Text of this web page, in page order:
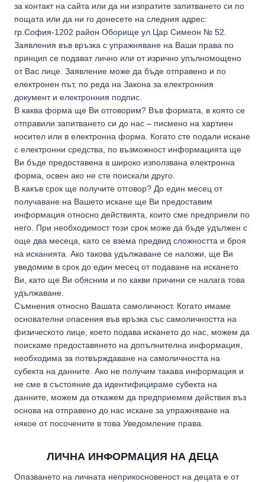
за контакт на сайта или да ни изпратите запитването си по
пощата или да ни го донесете на следния адрес:
гр.София-1202 район Оборище ул.Цар Симеон № 52.
Заявления във връзка с упражняване на Ваши права по
принцип се подават лично или от изрично упълномощено
от Вас лице. Заявление може да бъде отправено и по
електронен път, по реда на Закона за електронния
документ и електронния подпис.
В каква форма ще Ви отговорим? Във формата, в която се
отправили запитването си до нас – писмено на хартиен
носител или в електронна форма. Когато сте подали искане
с електронни средства, по възможност информацията ще
Ви бъде предоставена в широко използвана електронна
форма, освен ако не сте поискали друго.
В какъв срок ще получите отговор? До един месец от
получаване на Вашето искане ще Ви предоставим
информация относно действията, които сме предприели по
него. При необходимост този срок може да бъде удължен с
още два месеца, като се взема предвид сложността и броя
на исканията. Ако такова удължаване се наложи, ще Ви
уведомим в срок до един месец от подаване на искането
Ви, като ще Ви обясним и по какви причини се налага това
удължаване.
Съмнения относно Вашата самоличност. Когато имаме
основателни опасения във връзка със самоличността на
физическото лице, което подава искането до нас, можем да
поискаме предоставянето на допълнителна информация,
необходима за потвърждаване на самоличността на
субекта на данните. Ако не получим такава информация и
не сме в състояние да идентифицираме субекта на
данните, можем да откажем да предприемем действия въз
основа на отправено до нас искане за упражняване на
някое от посочените в това Уведомление права.
ЛИЧНА ИНФОРМАЦИЯ НА ДЕЦА
Опазването на личната неприкосновеност на децата е от